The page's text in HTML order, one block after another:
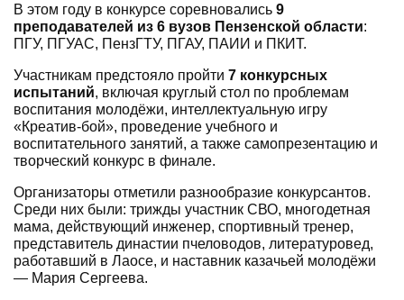
В этом году в конкурсе соревновались 9
преподавателей из 6 вузов Пензенской области:
ПГУ, ПГУАС, ПензГТУ, ПГАУ, ПАИИ и ПКИТ.
Участникам предстояло пройти 7 конкурсных
испытаний, включая круглый стол по проблемам
воспитания молодёжи, интеллектуальную игру
«Креатив-бой», проведение учебного и
воспитательного занятий, а также самопрезентацию и
творческий конкурс в финале.
Организаторы отметили разнообразие конкурсантов.
Среди них были: трижды участник СВО, многодетная
мама, действующий инженер, спортивный тренер,
представитель династии пчеловодов, литературовед,
работавший в Лаосе, и наставник казачьей молодёжи
— Мария Сергеева.